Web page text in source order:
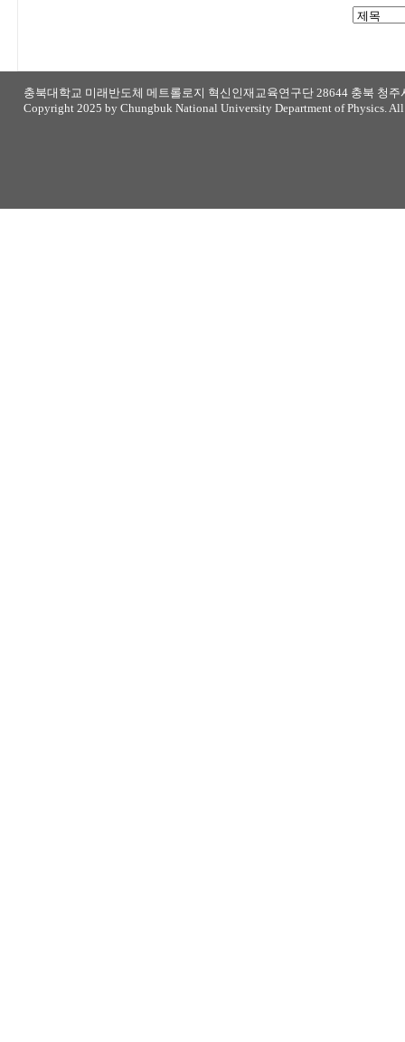
충북대학교 미래반도체 메트롤로지 혁신인재교육연구단 28644 충북 청
Copyright 2025 by Chungbuk National University Department of Physics. All